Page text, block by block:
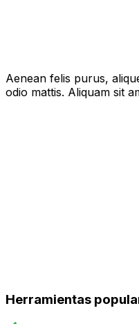
Aenean felis purus,
odio mattis. Aliquam sit
Herramientas